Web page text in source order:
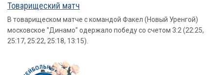
Товарищеский матч
В товарищеском матче с командой Факел (Новый Уренгой)
московское "Динамо" одержало победу со счетом 3:2 (22:25,
25:17, 25:22, 25:18, 13:15).